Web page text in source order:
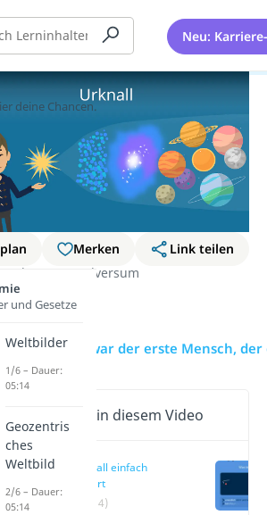
Neu:
Merken
Link teilen
Das Universum
Wer war der erste Mensch,
Inhalte in diesem Video
Urknall einfach
erklärt
(00:14)
sich!
deine Chancen.
und Gesetze
Weltbilder
1/6 – Dauer:
05:14
Geozentris
ches
Weltbild
2/6 – Dauer:
05:14